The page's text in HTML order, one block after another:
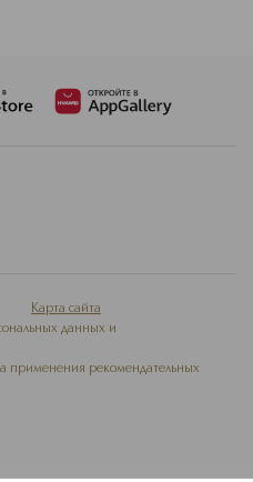
Карта сайта
данных и
применения рекомендательных